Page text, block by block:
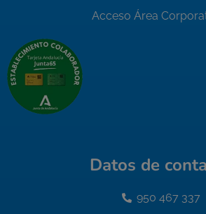
Acceso Área
Datos de
950 467 337